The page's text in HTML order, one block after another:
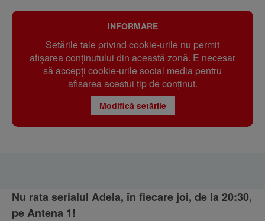
INFORMARE
Setările tale privind cookie-urile nu permit
afișarea conținutului din această zonă. E necesar
să accepți cookie-urile social media pentru
afisarea acestui tip de conținut.
Modifică setările
Nu rata serialul Adela, în fiecare joi, de la 20:30,
pe Antena 1!